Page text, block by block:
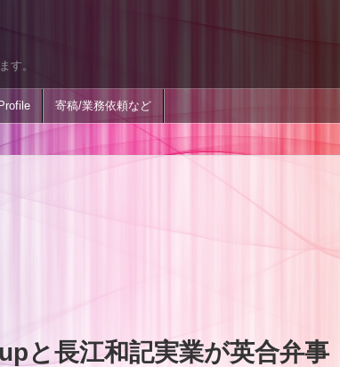
す。
Profile 寄稿/業務依頼など
と長江和記実業が英合弁事